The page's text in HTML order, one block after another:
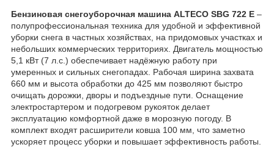
Бензиновая снегоуборочная машина ALTECO SBG 722 E –
полупрофессиональная техника для удобной и эффективной
уборки снега в частных хозяйствах, на придомовых участках и
небольших коммерческих территориях. Двигатель мощностью
5,1 кВт (7 л.с.) обеспечивает надёжную работу при
умеренных и сильных снегопадах. Рабочая ширина захвата
660 мм и высота обработки до 425 мм позволяют быстро
очищать дорожки, дворы и подъездные пути. Оснащение
электростартером и подогревом рукояток делает
эксплуатацию комфортной даже в морозную погоду. В
комплект входят расширители ковша 100 мм, что заметно
ускоряет процесс уборки и повышает эффективность работы.